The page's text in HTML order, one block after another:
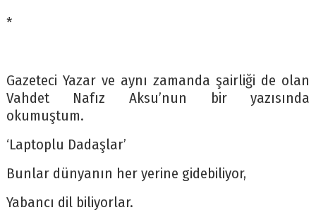
*
Gazeteci Yazar ve aynı zamanda şairliği de olan
Vahdet Nafız Aksu’nun bir yazısında
okumuştum.
‘Laptoplu Dadaşlar’
Bunlar dünyanın her yerine gidebiliyor,
Yabancı dil biliyorlar.